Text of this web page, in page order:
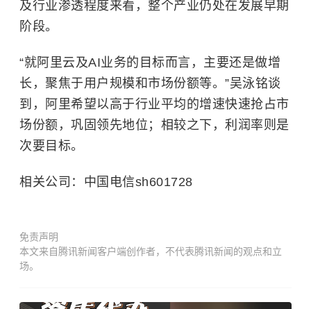
及行业渗透程度来看，整个产业仍处在发展早期
阶段。
“就阿里云及AI业务的目标而言，主要还是做增
长，聚焦于用户规模和市场份额等。”吴泳铭谈
到，阿里希望以高于行业平均的增速快速抢占市
场份额，巩固领先地位；相较之下，利润率则是
次要目标。
相关公司：中国电信sh601728
免责声明
本文来自腾讯新闻客户端创作者，不代表腾讯新闻的观点和立
场。